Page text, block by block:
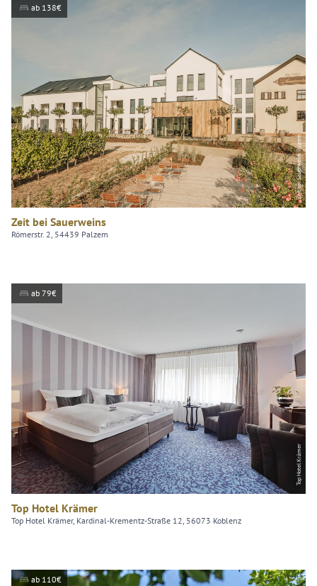
Zeit bei Sauerweins Palzem
ab 138€
Zeit bei Sauerweins
Römerstr. 2, 54439 Palzem
Top Hotel Krämer
ab 79€
Top Hotel Krämer
Top Hotel Krämer, Kardinal-Krementz-Straße 12, 56073 Koblenz
ab 110€